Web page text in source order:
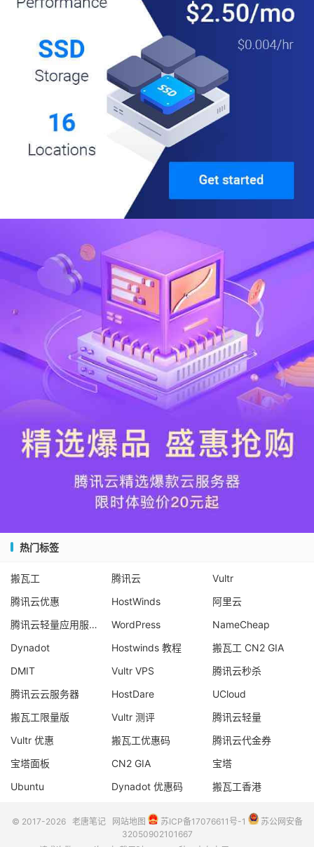
热门标签
搬瓦工 腾讯云
Vultr
腾讯云优惠
HostWinds
阿里云
腾讯云轻量应用服务器
WordPress
NameCheap
Dynadot
Hostwinds 教程
搬瓦工 CN2 GIA
DMIT
Vultr VPS
腾讯云秒杀
腾讯云云服务器
HostDare
UCloud
搬瓦工限量版
Vultr 测评
腾讯云轻量
Vultr 优惠
搬瓦工优惠码
腾讯云代金券
宝塔面板
CN2 GIA
宝塔
Ubuntu
Dynadot 优惠码 搬瓦工香港
© 2017-2026 老唐笔记 网站地图 苏ICP备17076611号-1
苏公网安备
32050902101667